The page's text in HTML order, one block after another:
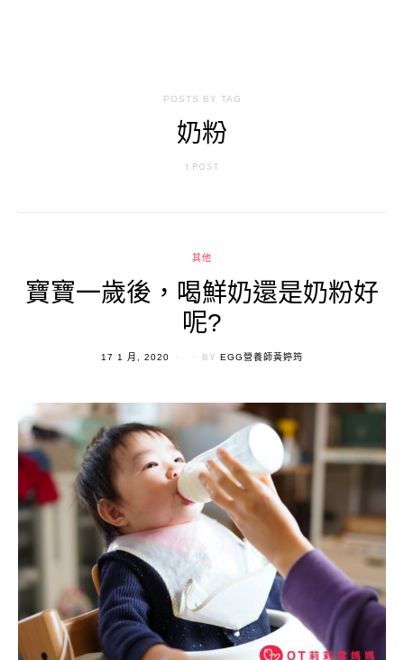
POSTS BY TAG
奶粉
1 POST
其他
寶寶一歲後，喝鮮奶還是奶粉好
呢?
POSTED
17 1 月, 2020 BY EGG營養師黃婷筠